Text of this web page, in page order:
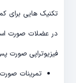
تکنیک هایی برای
در عضلات صورت
فیزیوتراپی صورت
تمرینات